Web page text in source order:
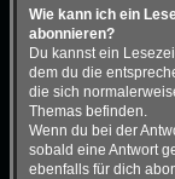
Wie kann ich ein
abonnieren?
Du kannst ein
dem du die
die sich
Themas befinden.
Wenn du bei der
sobald eine Antwort
ebenfalls für dich